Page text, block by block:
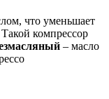
что уменьшает
компрессор
– масло